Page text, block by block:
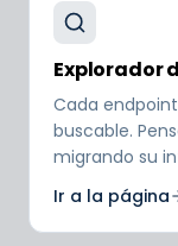
Explorador
Cada
buscable.
migrando su
Ir a la página